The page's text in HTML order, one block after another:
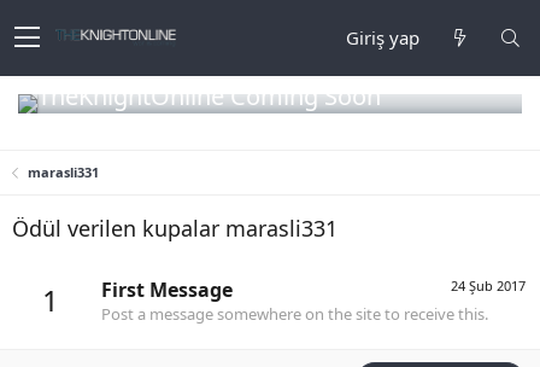
Giriş yap
TheKnightOnline Coming Soon
marasli331
Ödül verilen kupalar marasli331
1 24 Şub 2017
First Message
Post a message somewhere on the site to receive this.